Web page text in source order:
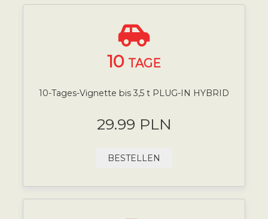
10 TAGE
10-Tages-Vignette bis 3,5 t PLUG-IN HYBRID
29.99 PLN
BESTELLEN